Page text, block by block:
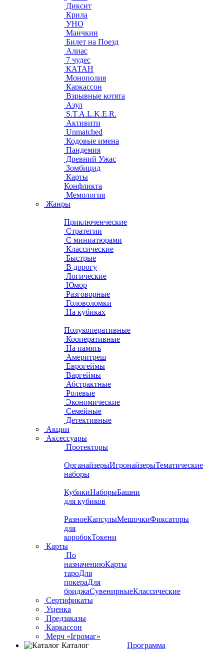
Диксит
Крила
УНО
Манчкин
Билет на Поезд
Алиас
7 чудес
КАТАН
Монополия
Каркассон
Взрывные котята
Азул
S.T.A.L.K.E.R.
Активити
Unmatched
Кодовые имена
Пандемия
Древний Ужас
Зомбицид
Карты
Конфликта
Мемология
Жанры
Приключенческие
Стратегии
С миниатюрами
Классические
Быстрые
В дорогу
Логические
Юмор
Разговорные
Головоломки
На кубиках
Полукоперативные
Кооперативные
На память
Америтреш
Еврогеймы
Варгеймы
Абстрактные
Ролевые
Экономические
Семейные
Детективные
Акции
Аксессуары
Протекторы
ОрганайзерыИгронайзерыТематические
наборы
КубикиНаборыБашни
для кубиков
РазноеКапсулыМешочкиФиксаторы
для
коробокТокени
Карты
По
назначениюКарты
тароДля
покераДля
бриджаСувенирныеКлассические
Сертификаты
Уценка
Предзаказы
Каркассон
Мерч «Ігромаг»
Каталог
Программа